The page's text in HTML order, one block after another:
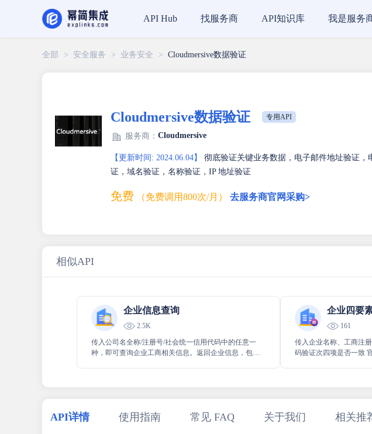
API Hub 找服务商 API知识库 我是服务
全部 > 安全服务 > 业务安全 > Cloudmersive数据验证
Cloudmersive数据验证 专用API
服务商： Cloudmersive
【更新时间: 2024.06.04】
彻底验证关键业务数据，电子邮件地址验证
证，域名验证，名称验证，IP 地址验证
免费 （免费调用800次/月） 去服务商官网采购>
相似API
企业信息查询
2.5K
传入公司名全称/注册号/社会统一信用代码中的任意一
种，即可查询企业工商相关信息。返回企业信息，包括
企业四要
161
传入企业名称、⼯商注
码验证次四项是否⼀致
API详情 使用指南 常见 FAQ 关于我们 相关推